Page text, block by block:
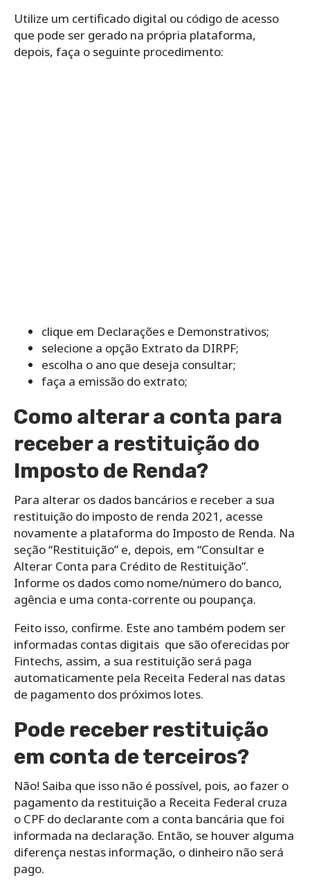
Utilize um certificado digital ou código de acesso
que pode ser gerado na própria plataforma,
depois, faça o seguinte procedimento:
clique em Declarações e Demonstrativos;
selecione a opção Extrato da DIRPF;
escolha o ano que deseja consultar;
faça a emissão do extrato;
Como alterar a conta para
receber a restituição do
Imposto de Renda?
Para alterar os dados bancários e receber a sua
restituição do imposto de renda 2021, acesse
novamente a plataforma do Imposto de Renda. Na
seção “Restituição” e, depois, em “Consultar e
Alterar Conta para Crédito de Restituição”.
Informe os dados como nome/número do banco,
agência e uma conta-corrente ou poupança.
Feito isso, confirme. Este ano também podem ser
informadas contas digitais que são oferecidas por
Fintechs, assim, a sua restituição será paga
automaticamente pela Receita Federal nas datas
de pagamento dos próximos lotes.
Pode receber restituição
em conta de terceiros?
Não! Saiba que isso não é possível, pois, ao fazer o
pagamento da restituição a Receita Federal cruza
o CPF do declarante com a conta bancária que foi
informada na declaração. Então, se houver alguma
diferença nestas informação, o dinheiro não será
pago.